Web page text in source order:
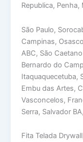
Republica, Penha,
São Paulo,
Campinas,
ABC, São
Bernardo do
Itaquaquecetuba,
Embu das Artes,
Vasconcelos,
Serra, Salvador
Fita Telada